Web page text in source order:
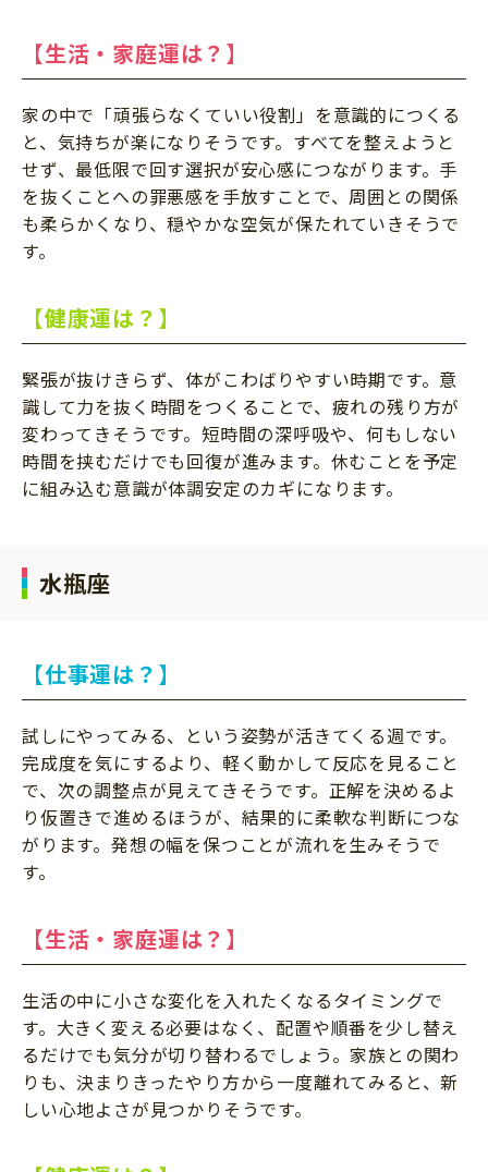
【生活・家庭運は？】
家の中で「頑張らなくていい役割」を意識的につくる
と、気持ちが楽になりそうです。すべてを整えようと
せず、最低限で回す選択が安心感につながります。手
を抜くことへの罪悪感を手放すことで、周囲との関係
も柔らかくなり、穏やかな空気が保たれていきそうで
す。
【健康運は？】
緊張が抜けきらず、体がこわばりやすい時期です。意
識して力を抜く時間をつくることで、疲れの残り方が
変わってきそうです。短時間の深呼吸や、何もしない
時間を挟むだけでも回復が進みます。休むことを予定
に組み込む意識が体調安定のカギになります。
水瓶座
【仕事運は？】
試しにやってみる、という姿勢が活きてくる週です。
完成度を気にするより、軽く動かして反応を見ること
で、次の調整点が見えてきそうです。正解を決めるよ
り仮置きで進めるほうが、結果的に柔軟な判断につな
がります。発想の幅を保つことが流れを生みそうで
す。
【生活・家庭運は？】
生活の中に小さな変化を入れたくなるタイミングで
す。大きく変える必要はなく、配置や順番を少し替え
るだけでも気分が切り替わるでしょう。家族との関わ
りも、決まりきったやり方から一度離れてみると、新
しい心地よさが見つかりそうです。